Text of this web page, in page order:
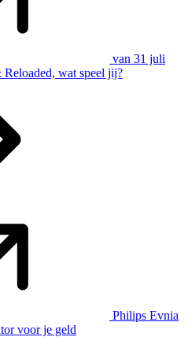
van 31 juli
wat speel jij?
Philips Evnia
voor je geld